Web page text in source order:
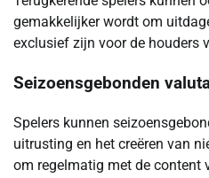
gemakkelijker wordt om
exclusief zijn voor de houders
Seizoensgebonden
Spelers kunnen
uitrusting en het creëren van
om regelmatig met de content